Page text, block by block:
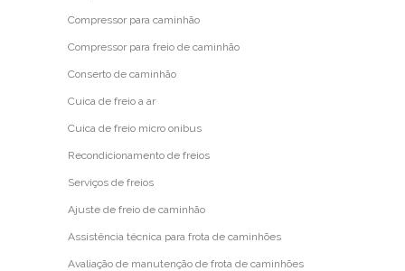
Compressor para caminhão
Compressor para freio de caminhão
Conserto de caminhão
Cuica de freio a ar
Cuica de freio micro onibus
Recondicionamento de freios
Serviços de freios
Ajuste de freio de caminhão
Assistência técnica para frota de caminhões
Avaliação de manutenção de frota de caminhões